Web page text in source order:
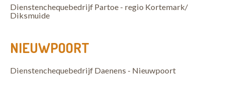
Dienstenchequebedrijf Partoe - regio Kortemark/
Diksmuide
NIEUWPOORT
Dienstenchequebedrijf Daenens - Nieuwpoort